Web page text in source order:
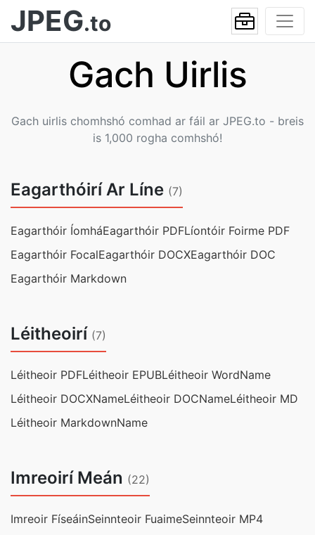
JPEG.to
Gach Uirlis
Gach uirlis chomhshó comhad ar fáil ar JPEG.to - breis
is 1,000 rogha comhshó!
Eagarthóirí Ar Líne (7)
Eagarthóir ÍomháEagarthóir PDFLíontóir Foirme PDF
Eagarthóir FocalEagarthóir DOCXEagarthóir DOC
Eagarthóir Markdown
Léitheoirí (7)
Léitheoir PDFLéitheoir EPUBLéitheoir WordName
Léitheoir DOCXNameLéitheoir DOCNameLéitheoir MD
Léitheoir MarkdownName
Imreoirí Meán (22)
Imreoir FíseáinSeinnteoir FuaimeSeinnteoir MP4